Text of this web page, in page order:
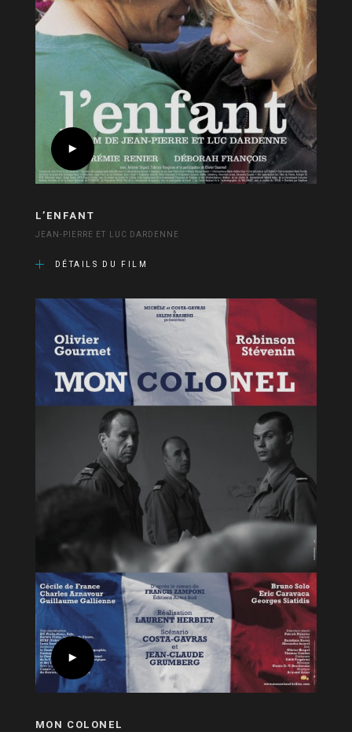
L’ENFANT
JEAN-PIERRE ET LUC DARDENNE
DÉTAILS DU FILM
MON COLONEL